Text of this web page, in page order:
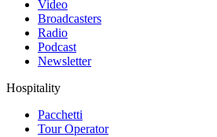
Video
Broadcasters
Radio
Podcast
Newsletter
Hospitality
Pacchetti
Tour Operator